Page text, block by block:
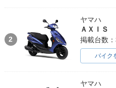
2
ヤマハ
ＡＸＩＳ
掲載台数
バイク
ヤマハ